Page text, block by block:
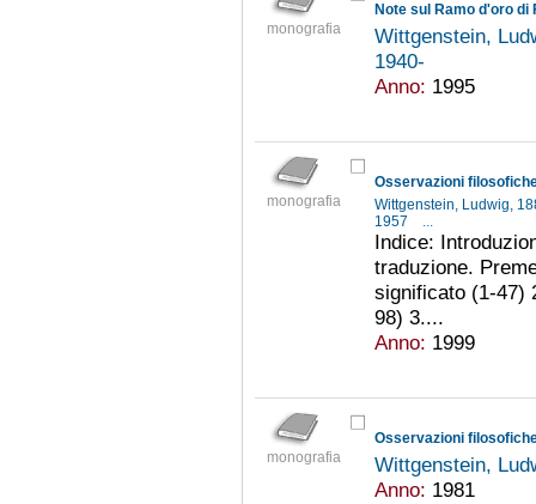
monografia
Note sul Ramo d'oro di
Wittgenstein,
1940-
Anno: 1995
monografia
Osservazioni
Wittgenstein, Ludwig,
1957
...
Indice:
traduzione.
significato (1-47)
98) 3....
Anno: 1999
monografia
Osservazioni
Wittgenstein,
Anno: 1981